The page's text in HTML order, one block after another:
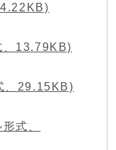
、13.79KB)
、29.15KB)
式、